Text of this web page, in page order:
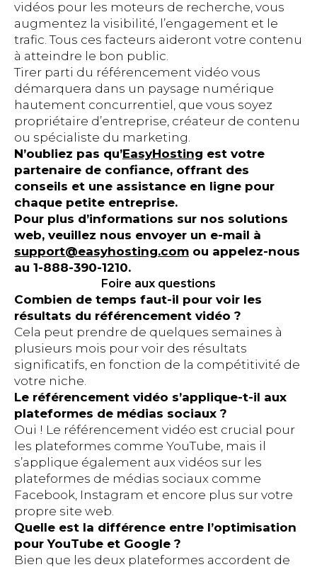
vidéos pour les moteurs de recherche, vous
augmentez la visibilité, l’engagement et le
trafic. Tous ces facteurs aideront votre contenu
à atteindre le bon public.
Tirer parti du référencement vidéo vous
démarquera dans un paysage numérique
hautement concurrentiel, que vous soyez
propriétaire d’entreprise, créateur de contenu
ou spécialiste du marketing.
N’oubliez pas qu’EasyHosting est votre
partenaire de confiance, offrant des
conseils et une assistance en ligne pour
chaque petite entreprise.
Pour plus d’informations sur nos solutions
web, veuillez nous envoyer un e-mail à
support@easyhosting.com ou appelez-nous
au 1-888-390-1210.
Foire aux questions
Combien de temps faut-il pour voir les
résultats du référencement vidéo ?
Cela peut prendre de quelques semaines à
plusieurs mois pour voir des résultats
significatifs, en fonction de la compétitivité de
votre niche.
Le référencement vidéo s’applique-t-il aux
plateformes de médias sociaux ?
Oui ! Le référencement vidéo est crucial pour
les plateformes comme YouTube, mais il
s’applique également aux vidéos sur les
plateformes de médias sociaux comme
Facebook, Instagram et encore plus sur votre
propre site web.
Quelle est la différence entre l’optimisation
pour YouTube et Google ?
Bien que les deux plateformes accordent de